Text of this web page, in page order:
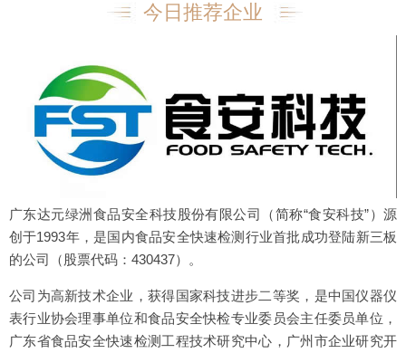
今日推荐企业
广东达元绿洲食品安全科技股份有限公司（简称“食安科技”）源
创于1993年，是国内食品安全快速检测行业首批成功登陆新三板
的公司（股票代码：430437）。
公司为高新技术企业，获得国家科技进步二等奖，是中国仪器仪
表行业协会理事单位和食品安全快检专业委员会主任委员单位，
广东省食品安全快速检测工程技术研究中心，广州市企业研究开